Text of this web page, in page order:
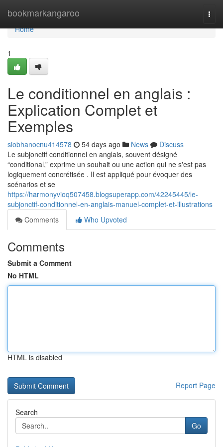
bookmarkangaroo
Home
Home
1
Le conditionnel en anglais :
Explication Complet et
Exemples
siobhanocnu414578 54 days ago News
Discuss
Le subjonctif conditionnel en anglais, souvent désigné
“conditional,” exprime un souhait ou une action qui ne s'est pas
logiquement concrétisée . Il est appliqué pour évoquer des
scénarios et se
https://harmonyvioq507458.blogsuperapp.com/42245445/le-
subjonctif-conditionnel-en-anglais-manuel-complet-et-illustrations
Comments
Who Upvoted
Comments
Submit a Comment
No HTML
HTML is disabled
Report Page
Search
Go